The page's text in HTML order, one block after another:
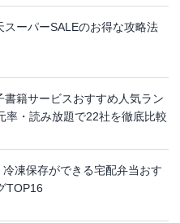
スーパーSALEのお得な攻略法
書籍サービスおすすめ人気ラン
率・読み放題で22社を徹底比較
冷凍保存ができる宅配弁当おす
TOP16